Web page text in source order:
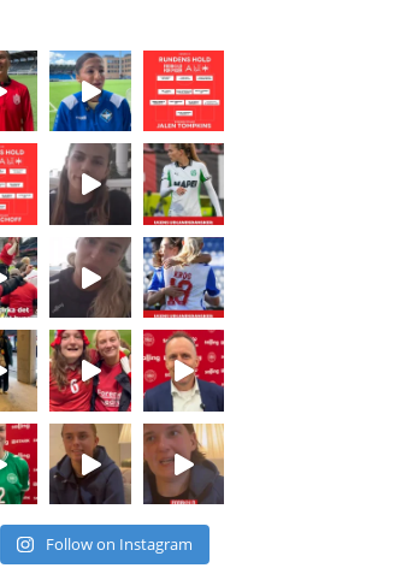
Follow on Instagram